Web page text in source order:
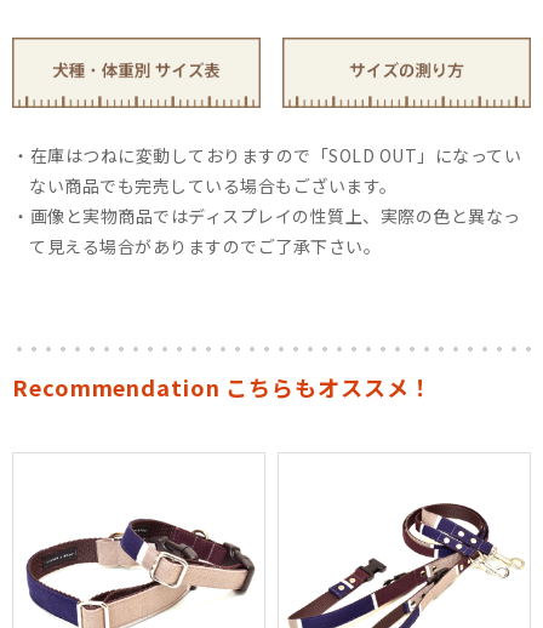
在庫はつねに変動しておりますので「SOLD OUT」になってい
ない商品でも完売している場合もございます。
画像と実物商品ではディスプレイの性質上、実際の色と異なっ
て見える場合がありますのでご了承下さい。
Recommendation こちらもオススメ！